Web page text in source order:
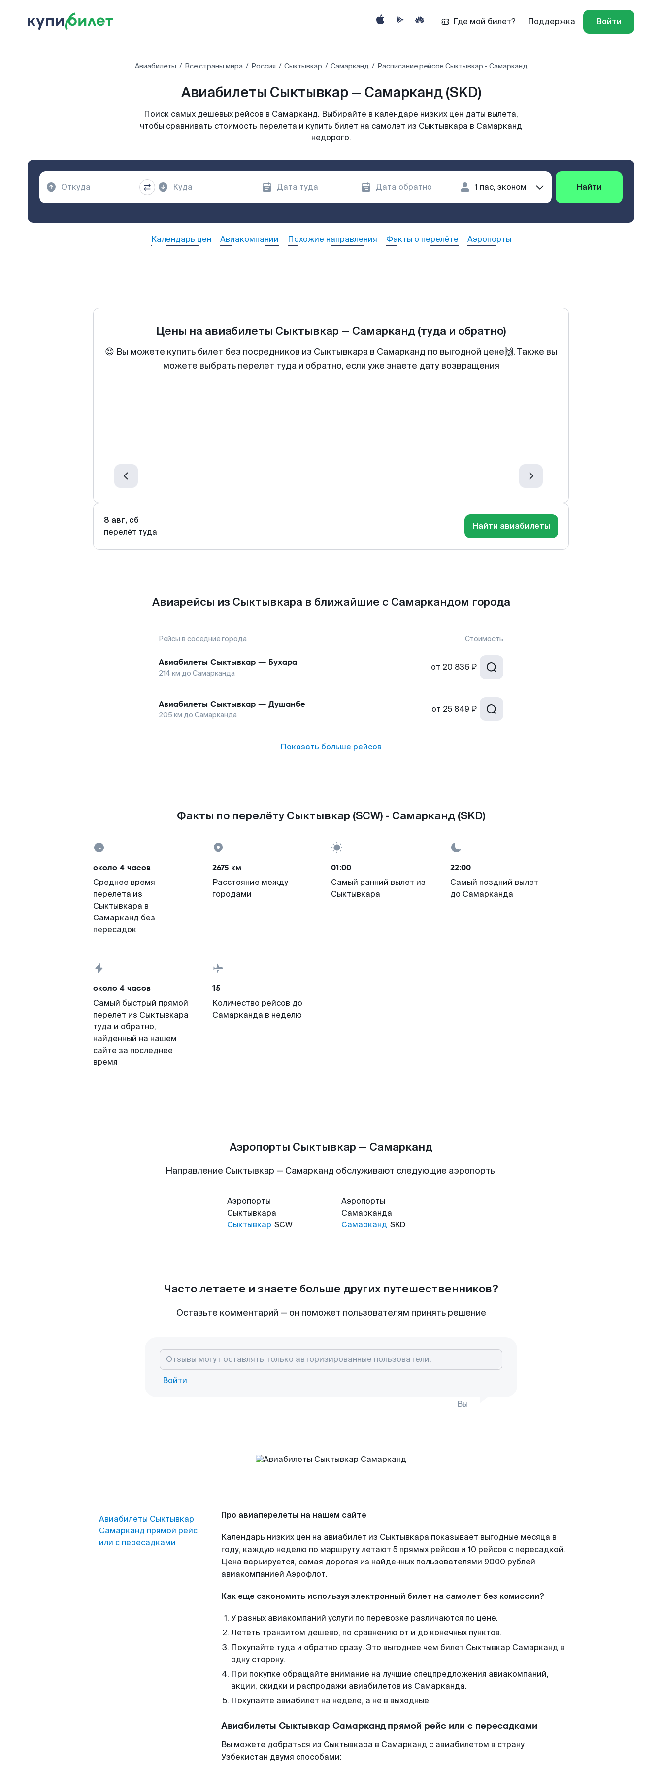
Где мой билет? Поддержка Войти
Авиабилеты Все страны мира Россия Сыктывкар Самарканд Расписание рейсов Сыктывкар - Самарканд
Авиабилеты Сыктывкар — Самарканд (SKD)
Поиск самых дешевых рейсов в Самарканд. Выбирайте в календаре низких цен даты вылета,
чтобы сравнивать стоимость перелета и купить билет на самолет из Сыктывкара в Самарканд
недорого.
Найти
Календарь цен Авиакомпании Похожие направления Факты о перелёте Аэропорты
Цены на авиабилеты Сыктывкар — Самарканд (туда и обратно)
😍 Вы можете купить билет без посредников из Сыктывкара в Самарканд по выгодной цене🙌. Также вы
можете выбрать перелет туда и обратно, если уже знаете дату возвращения
8 авг, сб
перелёт туда
Найти авиабилеты
Авиарейсы из Сыктывкара в ближайшие с Самаркандом города
Рейсы в соседние города Стоимость
Авиабилеты Сыктывкар — Бухара
214 км до Самарканда
от 20 836 ₽
Авиабилеты Сыктывкар — Душанбе
205 км до Самарканда
от 25 849 ₽
Показать больше рейсов
Факты по перелёту Сыктывкар (SCW) - Самарканд (SKD)
около 4 часов
Среднее время
перелета из
Сыктывкара в
Самарканд без
пересадок
2675 км
Расстояние между
городами
01:00
Самый ранний вылет из
Сыктывкара
22:00
Самый поздний вылет
до Самарканда
около 4 часов
Самый быстрый прямой
перелет из Сыктывкара
туда и обратно,
найденный на нашем
сайте за последнее
время
15
Количество рейсов до
Самарканда в неделю
Аэропорты Сыктывкар — Самарканд
Направление Сыктывкар — Самарканд обслуживают следующие аэропорты
Аэропорты
Сыктывкара
Сыктывкар SCW
Аэропорты
Самарканда
Самарканд SKD
Часто летаете и знаете больше других путешественников?
Оставьте комментарий — он поможет пользователям принять решение
Войти
Вы
Авиабилеты Сыктывкар
Самарканд прямой рейс
или с пересадками
Про авиаперелеты на нашем сайте
Календарь низких цен на авиабилет из Сыктывкара показывает выгодные месяца в
году, каждую неделю по маршруту летают 5 прямых рейсов и 10 рейсов с пересадкой.
Цена варьируется, самая дорогая из найденных пользователями 9000 рублей
авиакомпанией Аэрофлот.
Как еще сэкономить используя электронный билет на самолет без комиссии?
У разных авиакомпаний услуги по перевозке различаются по цене.
Лететь транзитом дешево, по сравнению от и до конечных пунктов.
Покупайте туда и обратно сразу. Это выгоднее чем билет Сыктывкар Самарканд в
одну сторону.
При покупке обращайте внимание на лучшие спецпредложения авиакомпаний,
акции, скидки и распродажи авиабилетов из Самарканда.
Покупайте авиабилет на неделе, а не в выходные.
Авиабилеты Сыктывкар Самарканд прямой рейс или с пересадками
Вы можете добраться из Сыктывкара в Самарканд с авиабилетом в страну
Узбекистан двумя способами: